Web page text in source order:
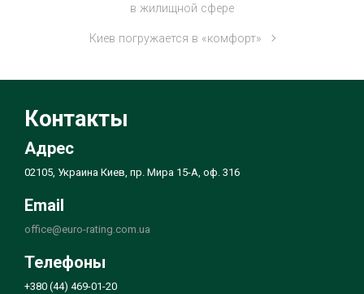
в жилищной сфере
Киев погружается в «комфорт»
Контакты
Адрес
02105, Украина Киев, пр. Мира 15-А, оф. 316
Email
office@euro-rating.com.ua
Телефоны
+380 (44) 469-01-20